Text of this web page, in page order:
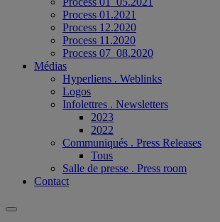
Process 01.2021
Process 12.2020
Process 11.2020
Process 07_08.2020
Médias
Hyperliens . Weblinks
Logos
Infolettres . Newsletters
2023
2022
Communiqués . Press Releases
Tous
Salle de presse . Press room
Contact